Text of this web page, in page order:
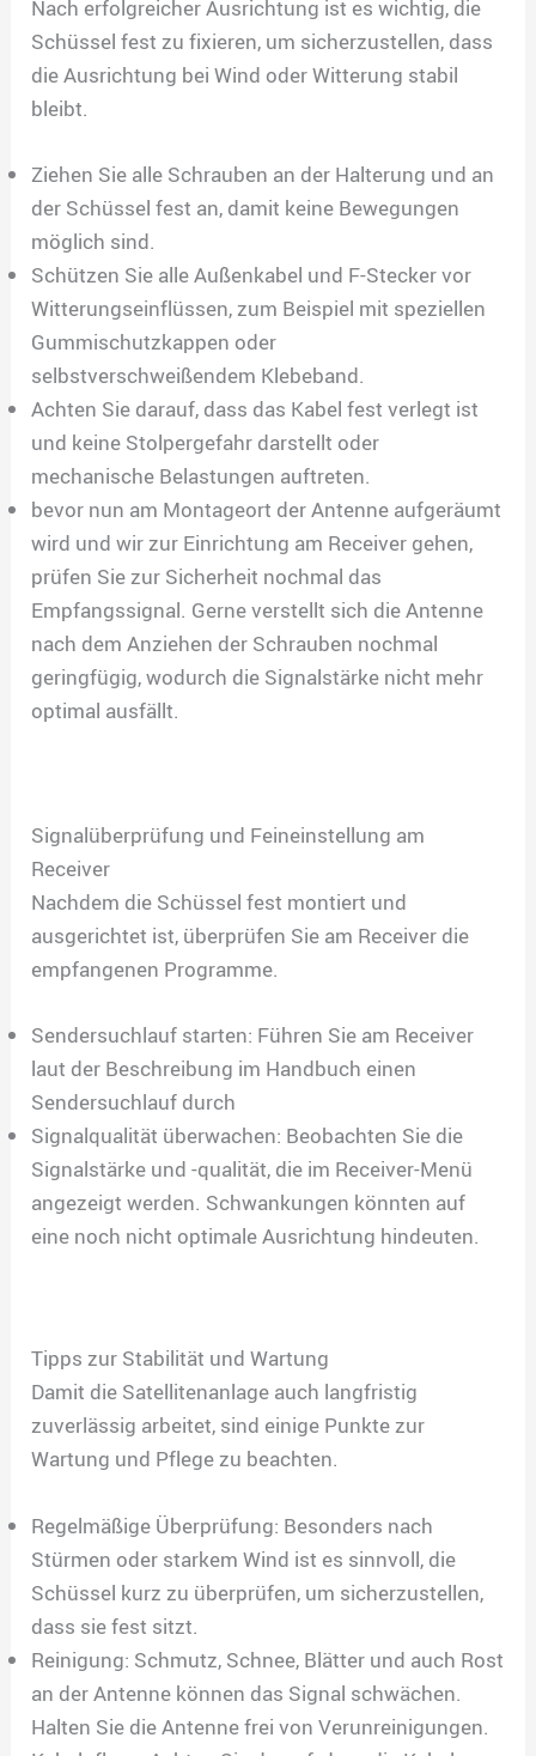
Nach erfolgreicher Ausrichtung ist es wichtig, die
Schüssel fest zu fixieren, um sicherzustellen, dass
die Ausrichtung bei Wind oder Witterung stabil
bleibt.
Ziehen Sie alle Schrauben an der Halterung und an
der Schüssel fest an, damit keine Bewegungen
möglich sind.
Schützen Sie alle Außenkabel und F-Stecker vor
Witterungseinflüssen, zum Beispiel mit speziellen
Gummischutzkappen oder
selbstverschweißendem Klebeband.
Achten Sie darauf, dass das Kabel fest verlegt ist
und keine Stolpergefahr darstellt oder
mechanische Belastungen auftreten.
bevor nun am Montageort der Antenne aufgeräumt
wird und wir zur Einrichtung am Receiver gehen,
prüfen Sie zur Sicherheit nochmal das
Empfangssignal. Gerne verstellt sich die Antenne
nach dem Anziehen der Schrauben nochmal
geringfügig, wodurch die Signalstärke nicht mehr
optimal ausfällt.
Signalüberprüfung und Feineinstellung am
Receiver
Nachdem die Schüssel fest montiert und
ausgerichtet ist, überprüfen Sie am Receiver die
empfangenen Programme.
Sendersuchlauf starten: Führen Sie am Receiver
laut der Beschreibung im Handbuch einen
Sendersuchlauf durch
Signalqualität überwachen: Beobachten Sie die
Signalstärke und -qualität, die im Receiver-Menü
angezeigt werden. Schwankungen könnten auf
eine noch nicht optimale Ausrichtung hindeuten.
Tipps zur Stabilität und Wartung
Damit die Satellitenanlage auch langfristig
zuverlässig arbeitet, sind einige Punkte zur
Wartung und Pflege zu beachten.
Regelmäßige Überprüfung: Besonders nach
Stürmen oder starkem Wind ist es sinnvoll, die
Schüssel kurz zu überprüfen, um sicherzustellen,
dass sie fest sitzt.
Reinigung: Schmutz, Schnee, Blätter und auch Rost
an der Antenne können das Signal schwächen.
Halten Sie die Antenne frei von Verunreinigungen.